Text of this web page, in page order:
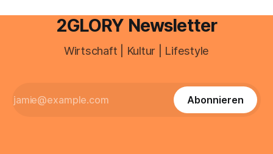
2GLORY Newsletter
Wirtschaft | Kultur | Lifestyle
Abonnieren